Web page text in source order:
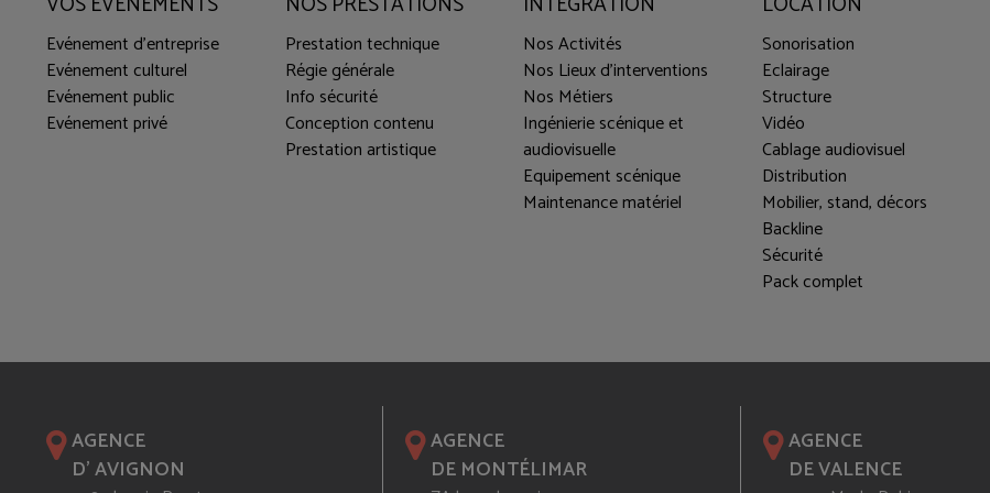
Evénement d'entreprise
Evénement culturel
Evénement public
Evénement privé
Prestation technique
Régie générale
Info sécurité
Conception contenu
Prestation artistique
Nos Activités
Nos Lieux d'interventions
Nos Métiers
Ingénierie scénique et
audiovisuelle
Equipement scénique
Maintenance matériel
Sonorisation
Eclairage
Structure
Vidéo
Cablage audiovisuel
Distribution
Mobilier, stand, décors
Backline
Sécurité
Pack complet
AGENCE
D' AVIGNON
AGENCE
DE MONTÉLIMAR
AGENCE
DE VALENCE